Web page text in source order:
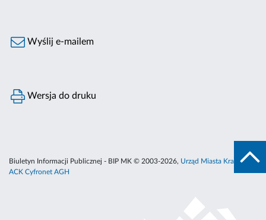
Wyślij e-mailem
Wersja do druku
Biuletyn Informacji Publicznej - BIP MK © 2003-2026, Urząd Miasta Krakowa
ACK Cyfronet AGH